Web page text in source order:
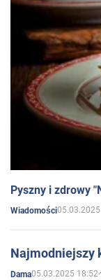
Pyszny i zdrowy
Wiadomości
Najmodniejszy
Dama05.03.2025 18:52